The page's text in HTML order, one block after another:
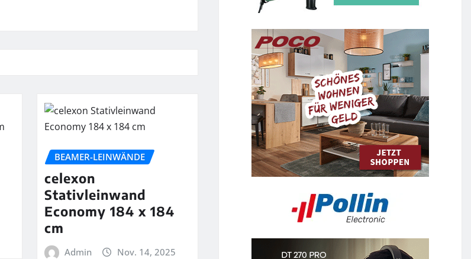
BEAMER-LEINWÄNDE
celexon
Stativleinwand
Economy 184 x 184
cm
Admin Nov. 14, 2025